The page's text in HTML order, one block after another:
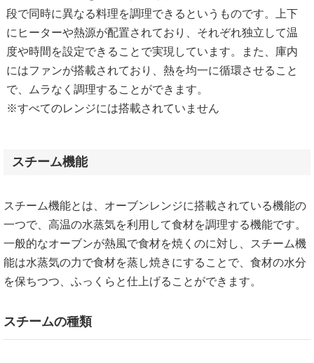
段で同時に異なる料理を調理できるというものです。上下
にヒーターや熱源が配置されており、それぞれ独立して温
度や時間を設定できることで実現しています。また、庫内
にはファンが搭載されており、熱を均一に循環させること
で、ムラなく調理することができます。
※すべてのレンジには搭載されていません
スチーム機能
スチーム機能とは、オーブンレンジに搭載されている機能の
一つで、高温の水蒸気を利用して食材を調理する機能です。
一般的なオーブンが熱風で食材を焼くのに対し、スチーム機
能は水蒸気の力で食材を蒸し焼きにすることで、食材の水分
を保ちつつ、ふっくらと仕上げることができます。
スチームの種類